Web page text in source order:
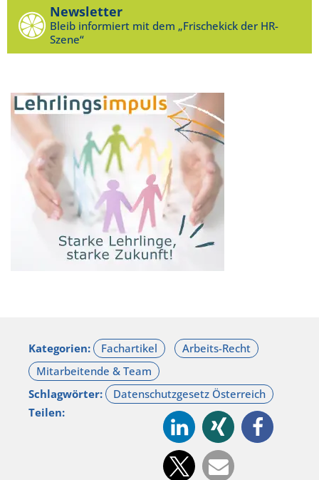
Newsletter
Bleib informiert mit dem „Frischekick der HR-
Szene“
Kategorien:
Schlagwörter:
Teilen: